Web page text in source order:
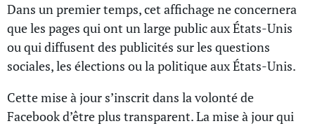
Dans un premier temps, cet affichage ne concernera
que les pages qui ont un large public aux États-Unis
ou qui diffusent des publicités sur les questions
sociales, les élections ou la politique aux États-Unis.
Cette mise à jour s’inscrit dans la volonté de
Facebook d’être plus transparent. La mise à jour qui